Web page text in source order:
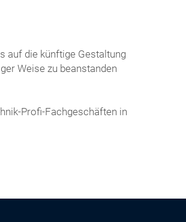
auf die künftige Gestaltung
Weise zu beanstanden
Profi-Fachgeschäften in